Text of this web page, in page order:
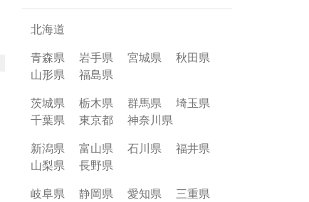
北海道
青森県
岩手県 宮城県
秋田県
山形県
福島県
茨城県
栃木県 群馬県
埼玉県
千葉県
東京都
神奈川県
新潟県
富山県 石川県
福井県
山梨県
長野県
岐阜県
静岡県 愛知県
三重県